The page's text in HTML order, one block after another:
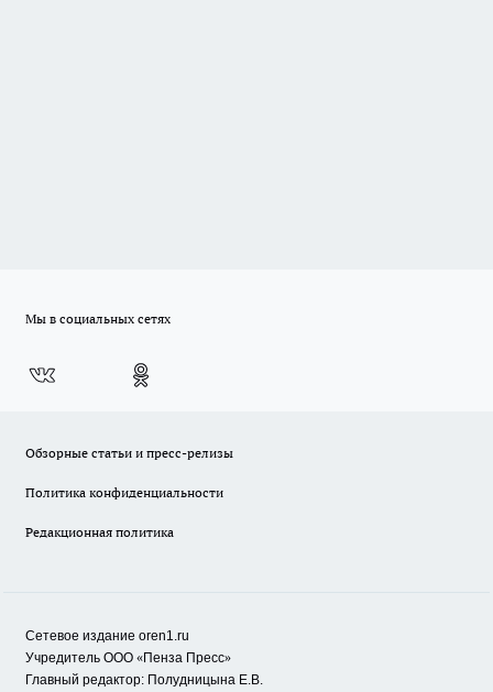
Мы в социальных сетях
Обзорные статьи и пресс-релизы
Политика конфиденциальности
Редакционная политика
Сетевое издание oren1.ru
Учредитель ООО «Пенза Пресс»
Главный редактор: Полудницына Е.В.